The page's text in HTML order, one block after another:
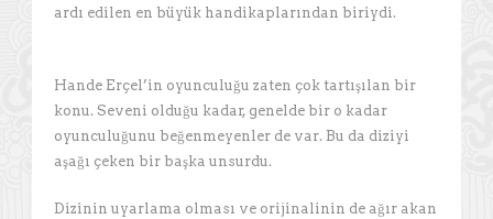
ardı edilen en büyük handikaplarından biriydi.
Hande Erçel’in oyunculuğu zaten çok tartışılan bir
konu. Seveni olduğu kadar, genelde bir o kadar
oyunculuğunu beğenmeyenler de var. Bu da diziyi
aşağı çeken bir başka unsurdu.
Dizinin uyarlama olması ve orijinalinin de ağır akan